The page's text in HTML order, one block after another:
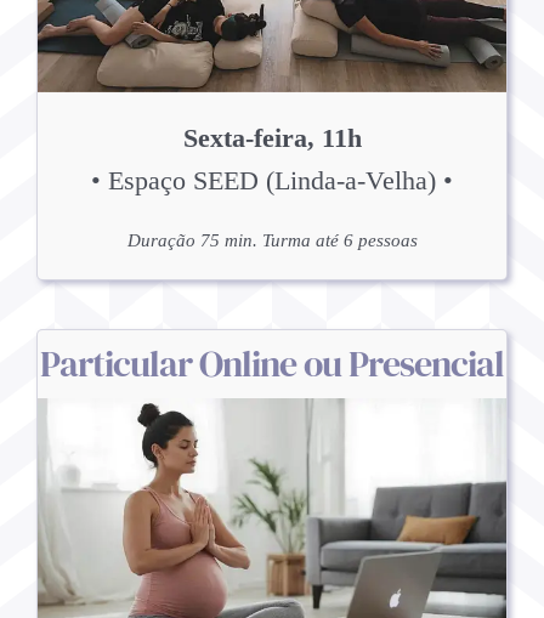
Sexta-feira, 11h
• Espaço SEED (Linda-a-Velha) •
Duração 75 min. Turma até 6 pessoas
Particular Online ou Presencial